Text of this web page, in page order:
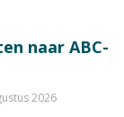
naar ABC-
2026